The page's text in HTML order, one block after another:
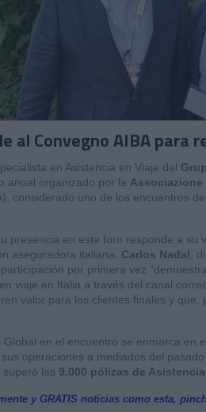
al Convegno AIBA
en Asistencia en Viaje del
anual organizado por la
considerado uno de los encuentros
presencia en este foro responde a su
aseguradora italiana. Carlos Nadal ,
por primera vez
viaje en Italia a través del canal
valor para los clientes finales y
en el encuentro se enmarca en
operaciones a mediados del
las 9.000 pólizas de
y GRATIS noticias como esta,